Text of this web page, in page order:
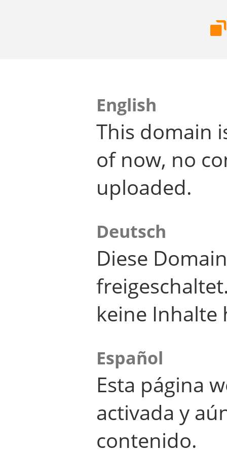
English
This domain
of now, no
uploaded.
Deutsch
Diese
keine Inhalte
Español
Esta página
activada y
contenido.